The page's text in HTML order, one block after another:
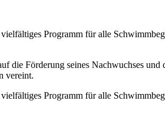
Programm für alle
die Förderung seines Nachwuchses und
vereint.
Programm für alle